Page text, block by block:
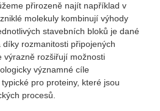
přirozeně najít například v
molekuly kombinují výhody
stavebních bloků je dané
rozmanitosti připojených
výrazně rozšiřují možnosti
významné cíle
pro proteiny, které jsou
procesů.